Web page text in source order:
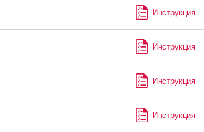
Инструкция
Инструкция
Инструкция
Инструкция